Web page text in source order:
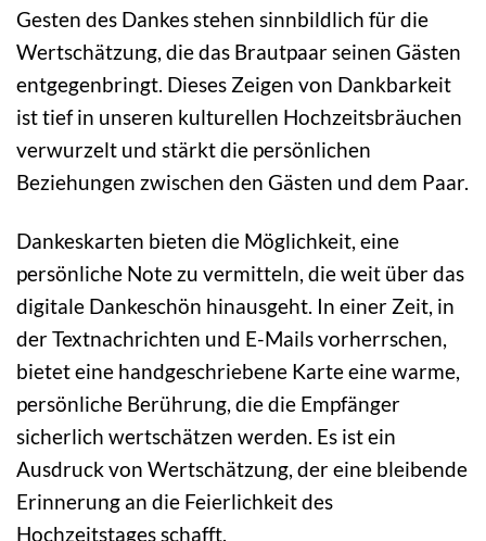
Gesten des Dankes stehen sinnbildlich für die
Wertschätzung, die das Brautpaar seinen Gästen
entgegenbringt. Dieses Zeigen von Dankbarkeit
ist tief in unseren kulturellen Hochzeitsbräuchen
verwurzelt und stärkt die persönlichen
Beziehungen zwischen den Gästen und dem Paar.
Dankeskarten bieten die Möglichkeit, eine
persönliche Note zu vermitteln, die weit über das
digitale Dankeschön hinausgeht. In einer Zeit, in
der Textnachrichten und E-Mails vorherrschen,
bietet eine handgeschriebene Karte eine warme,
persönliche Berührung, die die Empfänger
sicherlich wertschätzen werden. Es ist ein
Ausdruck von Wertschätzung, der eine bleibende
Erinnerung an die Feierlichkeit des
Hochzeitstages schafft.